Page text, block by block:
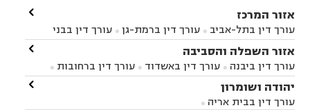
אזור המרכז
עורך דין בתל-אביב  עורך דין ברמת-גן 
עורך דין בבני
ברק עורך דין בפתח תקווה עורך דין בראשון לציון
עורך דין ברחובות עורך דין בנס ציונה
במודיעין
עורך דין בהרצליה עורך דין בחולון
עורך
דין בקרית אונו
אונו
עורך דין בבת ים

אזור השפלה והסביבה
עורך דין ביבנה  עורך דין באשדוד  עורך דין ברחובות 
עורך דין בראשון לציון עורך דין במודיעין
עורך דין
בבאר יעקב
עורך דין בגדרה

יהודה ושומרון
עורך דין בבית אריה 
